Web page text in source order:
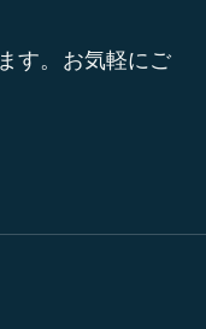
す。お気軽にご